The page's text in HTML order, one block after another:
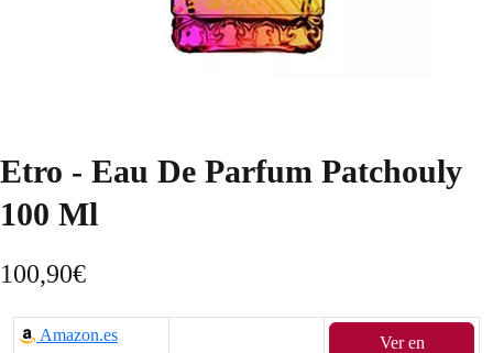
Etro - Eau De Parfum Patchouly
100 Ml
100,90€
Amazon.es
Ver en